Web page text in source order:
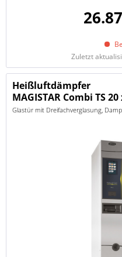
Zuletzt
Heißluftdämpfer
MAGISTAR Combi TS
Glastür mit Dreifachverglasung,